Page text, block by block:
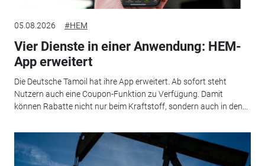
05.08.2026 #HEM
Vier Dienste in einer Anwendung: HEM-
App erweitert
Die Deutsche Tamoil hat ihre App erweitert. Ab sofort steht
Nutzern auch eine Coupon-Funktion zu Verfügung. Damit
können Rabatte nicht nur beim Kraftstoff, sondern auch in den...